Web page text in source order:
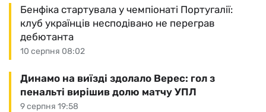
10 серпня 08:02
Бенфіка стартувала у чемпіонаті Португалії:
клуб українців несподівано не переграв
дебютанта
9 серпня 19:58
Динамо на виїзді здолало Верес: гол з
пенальті вирішив долю матчу УПЛ